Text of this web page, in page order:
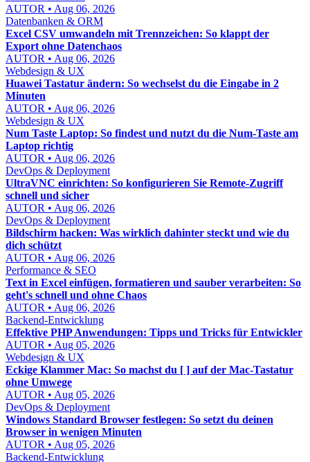
AUTOR • Aug 06, 2026
Datenbanken & ORM
Excel CSV umwandeln mit Trennzeichen: So klappt der
Export ohne Datenchaos
AUTOR • Aug 06, 2026
Webdesign & UX
Huawei Tastatur ändern: So wechselst du die Eingabe in 2
Minuten
AUTOR • Aug 06, 2026
Webdesign & UX
Num Taste Laptop: So findest und nutzt du die Num-Taste am
Laptop richtig
AUTOR • Aug 06, 2026
DevOps & Deployment
UltraVNC einrichten: So konfigurieren Sie Remote-Zugriff
schnell und sicher
AUTOR • Aug 06, 2026
DevOps & Deployment
Bildschirm hacken: Was wirklich dahinter steckt und wie du
dich schützt
AUTOR • Aug 06, 2026
Performance & SEO
Text in Excel einfügen, formatieren und sauber verarbeiten: So
geht's schnell und ohne Chaos
AUTOR • Aug 06, 2026
Backend-Entwicklung
Effektive PHP Anwendungen: Tipps und Tricks für Entwickler
AUTOR • Aug 05, 2026
Webdesign & UX
Eckige Klammer Mac: So machst du [ ] auf der Mac-Tastatur
ohne Umwege
AUTOR • Aug 05, 2026
DevOps & Deployment
Windows Standard Browser festlegen: So setzt du deinen
Browser in wenigen Minuten
AUTOR • Aug 05, 2026
Backend-Entwicklung